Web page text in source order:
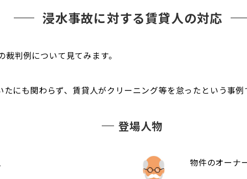
浸水事故に対する賃貸人の対応
裁判例について見てみます。
にも関わらず、賃貸人がクリーニング等を怠ったという事例
登場人物
物件のオーナ